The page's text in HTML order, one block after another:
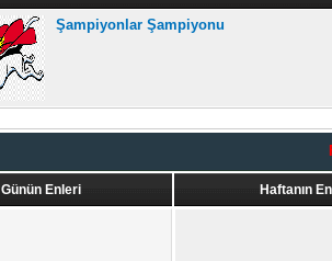
Şampiyonlar Şampiyonu
Günün Enleri Haftanın